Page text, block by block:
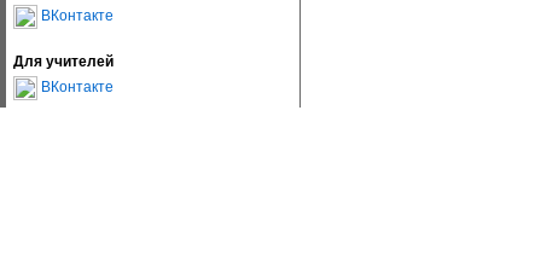
ВКонтакте
Для учителей
ВКонтакте